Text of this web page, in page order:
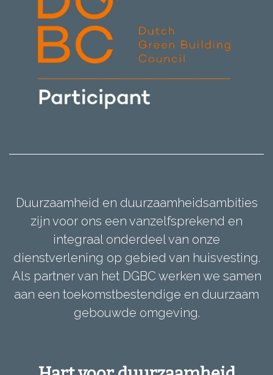
Duurzaamheid en duurzaamheidsambities
zijn voor ons een vanzelfsprekend en
integraal onderdeel van onze
dienstverlening op gebied van huisvesting.
Als partner van het DGBC werken we samen
aan een toekomstbestendige en duurzaam
gebouwde omgeving.